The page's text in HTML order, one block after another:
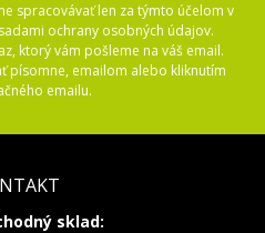
spracovávať len za týmto účelom v
ochrany osobných údajov.
ktorý vám pošleme na váš email.
písomne, emailom alebo kliknutím
emailu.
sklad: